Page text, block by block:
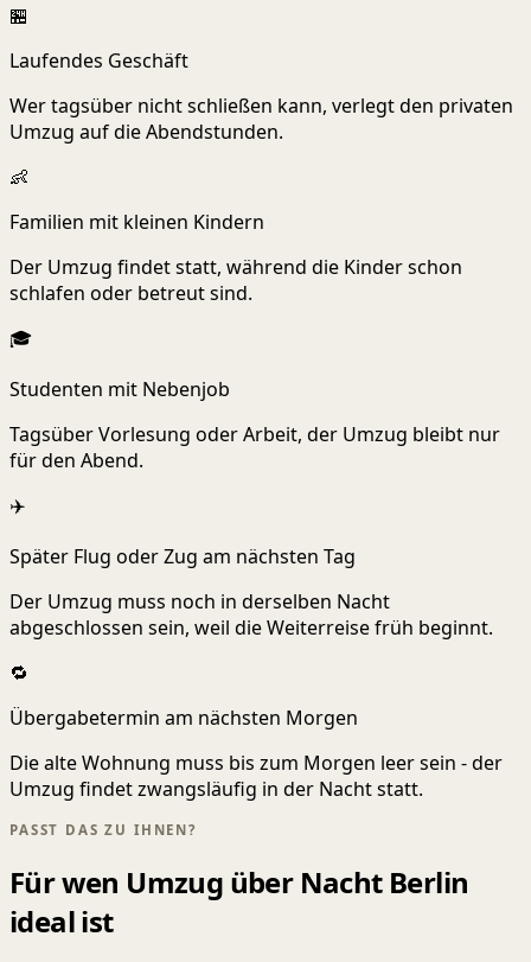
🏪
Laufendes Geschäft
Wer tagsüber nicht schließen kann, verlegt den privaten
Umzug auf die Abendstunden.
👶
Familien mit kleinen Kindern
Der Umzug findet statt, während die Kinder schon
schlafen oder betreut sind.
🎓
Studenten mit Nebenjob
Tagsüber Vorlesung oder Arbeit, der Umzug bleibt nur
für den Abend.
✈️
Später Flug oder Zug am nächsten Tag
Der Umzug muss noch in derselben Nacht
abgeschlossen sein, weil die Weiterreise früh beginnt.
🔁
Übergabetermin am nächsten Morgen
Die alte Wohnung muss bis zum Morgen leer sein - der
Umzug findet zwangsläufig in der Nacht statt.
PASST DAS ZU IHNEN?
Für wen Umzug über Nacht Berlin
ideal ist